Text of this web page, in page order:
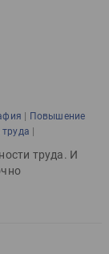
| Повышение
|
труда. И